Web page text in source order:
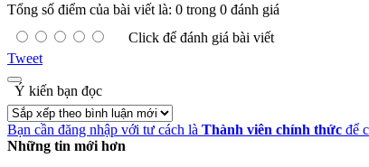
Tổng số điểm của bài viết là: 0 trong 0 đánh giá
Click để đánh giá bài viết
Tweet
Ý kiến bạn đọc
Bạn cần đăng nhập với tư cách là Thành viên chính thức để
Những tin mới hơn